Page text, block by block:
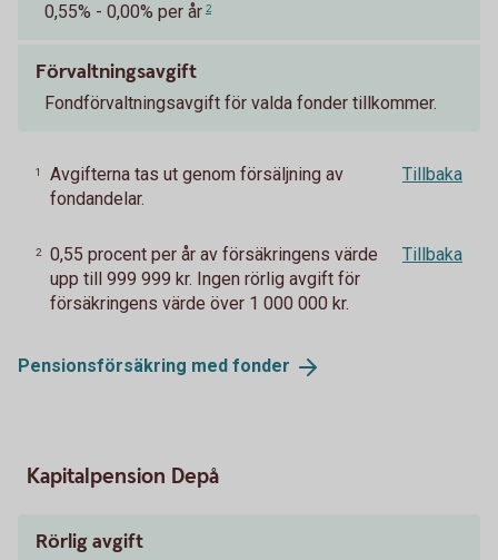
0,55% - 0,00% per år 2
Förvaltningsavgift
Fondförvaltningsavgift för valda fonder tillkommer.
1
Avgifterna tas ut genom försäljning av
fondandelar.
Tillbaka
2
0,55 procent per år av försäkringens värde
upp till 999 999 kr. Ingen rörlig avgift för
försäkringens värde över 1 000 000 kr.
Tillbaka
Pensionsförsäkring med fonder
Kapitalpension Depå
Rörlig avgift